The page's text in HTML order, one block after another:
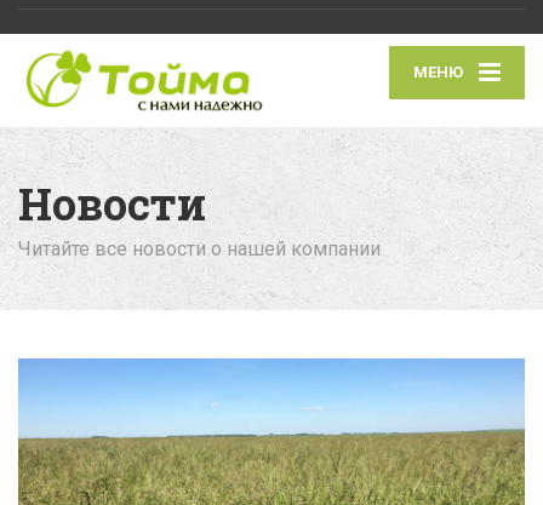
МЕНЮ
Новости
Читайте все новости о нашей компании